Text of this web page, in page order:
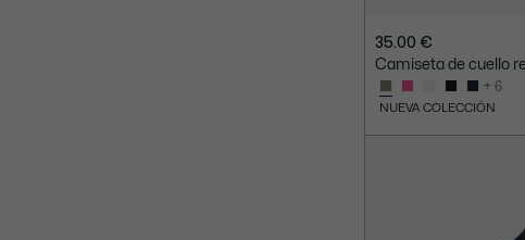
35.00 €
Camiseta de cuello
+ 6
NUEVA COLECCIÓN